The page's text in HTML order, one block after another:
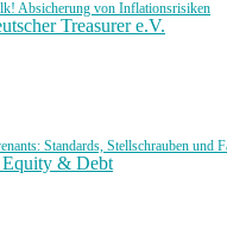
Absicherung von Inflationsrisiken
Treasurer e.V.
Standards, Stellschrauben und
Equity & Debt